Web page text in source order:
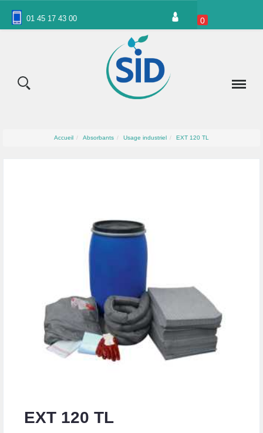
01 45 17 43 00 0
Accueil Absorbants Usage industriel EXT 120 TL
EXT 120 TL